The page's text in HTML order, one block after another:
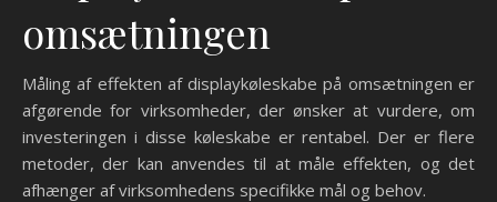
omsætningen
Måling af effekten af displaykøleskabe på omsætningen er
afgørende for virksomheder, der ønsker at vurdere, om
investeringen i disse køleskabe er rentabel. Der er flere
metoder, der kan anvendes til at måle effekten, og det
afhænger af virksomhedens specifikke mål og behov.